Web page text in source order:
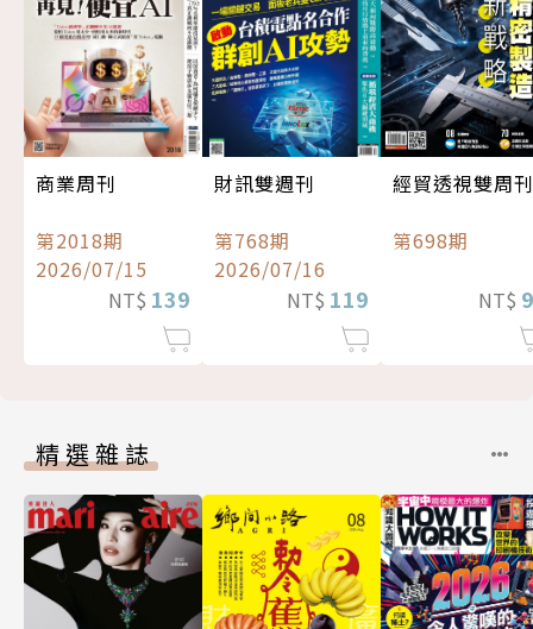
商業周刊
第2018期
2026/07/15
NT$ 139
財訊雙週刊
第768期
2026/07/16
NT$ 119
經貿透視雙周刊
第698期
NT$
精選雜誌